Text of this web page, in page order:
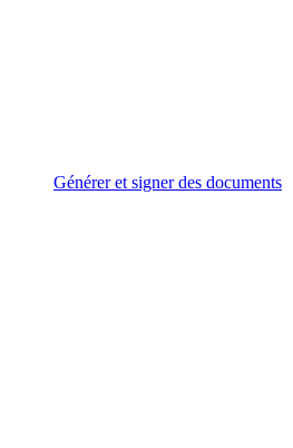
Générer et signer des documents